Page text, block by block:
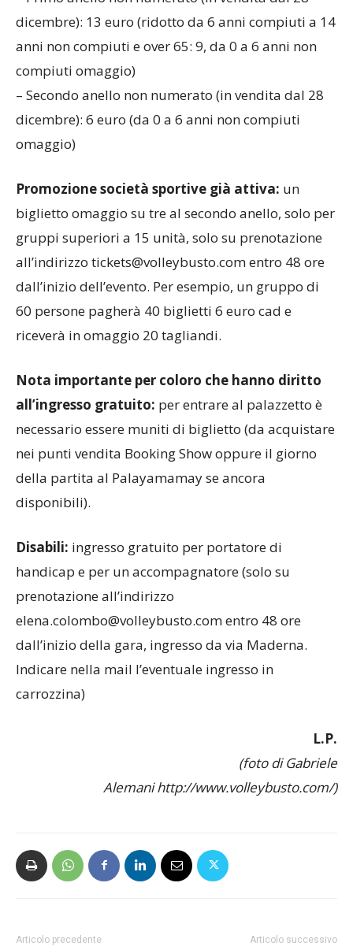
dicembre): 13 euro (ridotto da 6 anni compiuti a 14
anni non compiuti e over 65: 9, da 0 a 6 anni non
compiuti omaggio)
– Secondo anello non numerato (in vendita dal 28
dicembre): 6 euro (da 0 a 6 anni non compiuti
omaggio)
Promozione società sportive già attiva: un
biglietto omaggio su tre al secondo anello, solo per
gruppi superiori a 15 unità, solo su prenotazione
all’indirizzo tickets@volleybusto.com entro 48 ore
dall’inizio dell’evento. Per esempio, un gruppo di
60 persone pagherà 40 biglietti 6 euro cad e
riceverà in omaggio 20 tagliandi.
Nota importante per coloro che hanno diritto
all’ingresso gratuito: per entrare al palazzetto è
necessario essere muniti di biglietto (da acquistare
nei punti vendita Booking Show oppure il giorno
della partita al Palayamamay se ancora
disponibili).
Disabili: ingresso gratuito per portatore di
handicap e per un accompagnatore (solo su
prenotazione all’indirizzo
elena.colombo@volleybusto.com entro 48 ore
dall’inizio della gara, ingresso da via Maderna.
Indicare nella mail l’eventuale ingresso in
carrozzina)
L.P.
(foto di Gabriele
Alemani http://www.volleybusto.com/)
Articolo precedente Articolo successivo